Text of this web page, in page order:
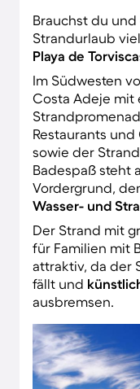
Brauchst du
Strandurlaub
Playa de
Im Südwesten
Costa Adeje mit
Restaurants
sowie der
Badespaß steht
Vordergrund,
Wasser- und
Der Strand mit
für Familien mit
attraktiv, da der
fällt und
ausbremsen.